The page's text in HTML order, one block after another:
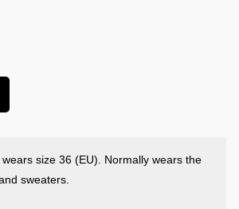
size 36 (EU). Normally wears the
sweaters.